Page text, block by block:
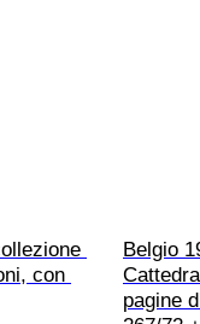
con
Belgio
pagine